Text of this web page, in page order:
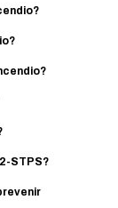
STPS?